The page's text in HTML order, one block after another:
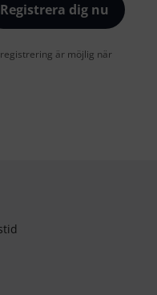
Registrera dig nu
är möjlig när